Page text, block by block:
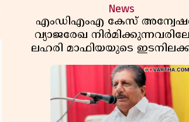
News
എംഡിഎംഎ കേസ്
വ്യാജരേഖ
ലഹരി മാഫിയയുടെ
കുടുക്കി കണ്ണൂർ സിറ്റി